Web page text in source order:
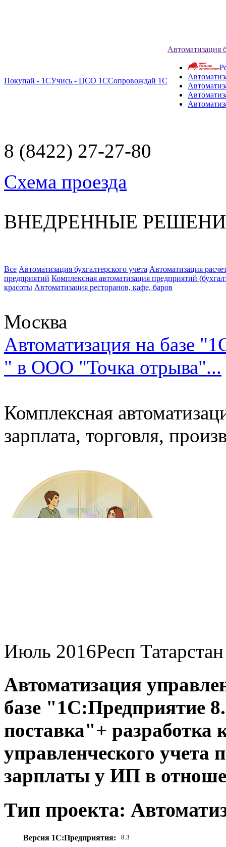
Покупай - 1СУчись - ЦСО 1ССопровождай 1С
Автоматизация
8 (8422) 27-27-80
Схема проезда
ВНЕДРЕННЫЕ
Все Автоматизация бухгалтерского учета Автоматизация
предприятий Комплексная автоматизация предприятий
красоты Автоматизация ресторанов, кафе, баров
Москва
Автоматизация на базе
" в ООО "Точка отрыва"...
Комплексная
зарплата, торговля,
Июль 2016Респ Татарстан
Автоматизация
базе "1С:Предприятие
поставка"+ разработка
управленческого учета
зарплаты у ИП в
Тип проекта:
Версия 1С:Предприятия: 8.3